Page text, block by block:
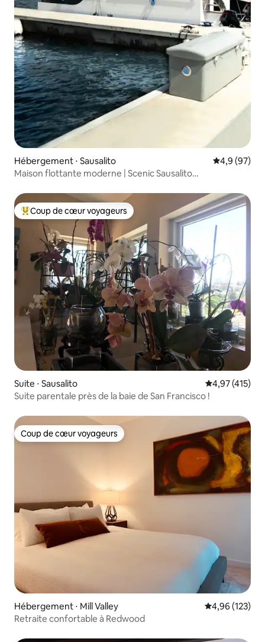
Hébergement ⋅ Sausalito Évaluation
4,9 (97)
Maison flottante moderne | Scenic Sausalito
Coups de cœur voyageurs les plus appréciés
Coup de cœur voyageurs
Suite ⋅ Sausalito Évaluation
4,97 (415)
Suite parentale près de la baie de San Francisco !
Coup de cœur voyageurs
Coup de cœur voyageurs
Hébergement ⋅ Mill Valley Évaluation
4,96 (123)
Retraite confortable à Redwood